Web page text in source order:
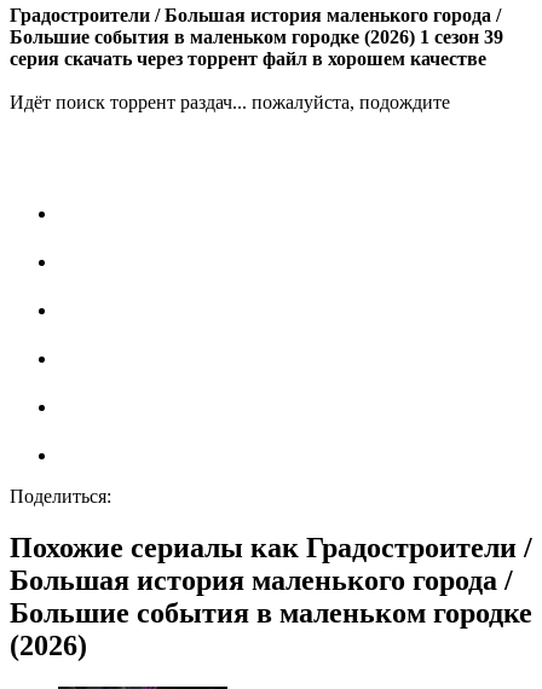
Градостроители / Большая история маленького города /
Большие события в маленьком городке (2026) 1 сезон 39
серия скачать через торрент файл в хорошем качестве
Идёт поиск торрент раздач... пожалуйста, подождите
Поделиться:
Похожие сериалы как Градостроители /
Большая история маленького города /
Большие события в маленьком городке
(2026)